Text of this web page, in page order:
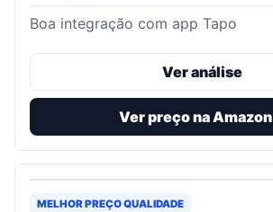
Boa integração com app Tapo
Ver análise
Ver preço na Amazon
MELHOR PREÇO QUALIDADE